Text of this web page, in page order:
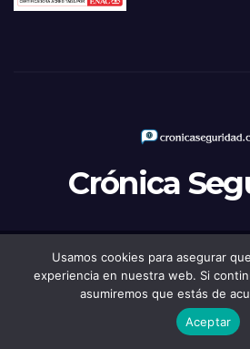
Crónica
Funciona gracias a WordPress|Tema:
Aviso legal
Usamos cookies para asegurar
experiencia en nuestra web. Si
asumiremos que estás de
Aceptar